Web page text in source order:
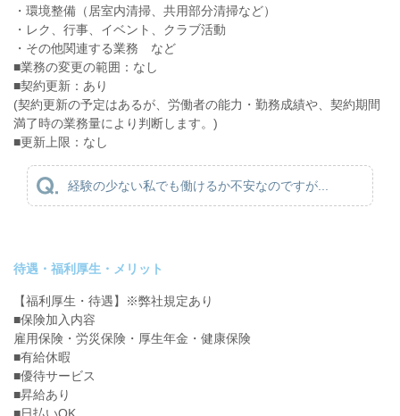
・環境整備（居室内清掃、共用部分清掃など）
・レク、行事、イベント、クラブ活動
・その他関連する業務 など
■業務の変更の範囲：なし
■契約更新：あり
(契約更新の予定はあるが、労働者の能力・勤務成績や、契約期間
満了時の業務量により判断します。)
■更新上限：なし
経験の少ない私でも働けるか不安なのですが...
待遇・福利厚生・メリット
【福利厚生・待遇】※弊社規定あり
■保険加入内容
雇用保険・労災保険・厚生年金・健康保険
■有給休暇
■優待サービス
■昇給あり